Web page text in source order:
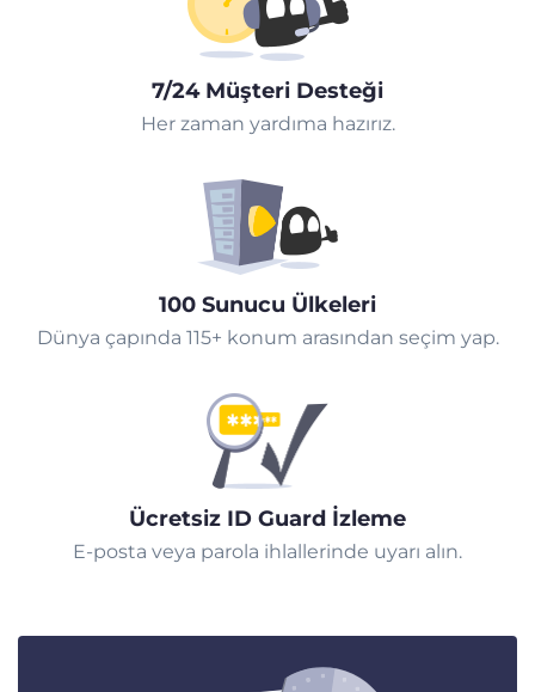
7/24 Müşteri Desteği
Her zaman yardıma hazırız.
100 Sunucu Ülkeleri
Dünya çapında 115+ konum arasından seçim yap.
Ücretsiz ID Guard İzleme
E-posta veya parola ihlallerinde uyarı alın.